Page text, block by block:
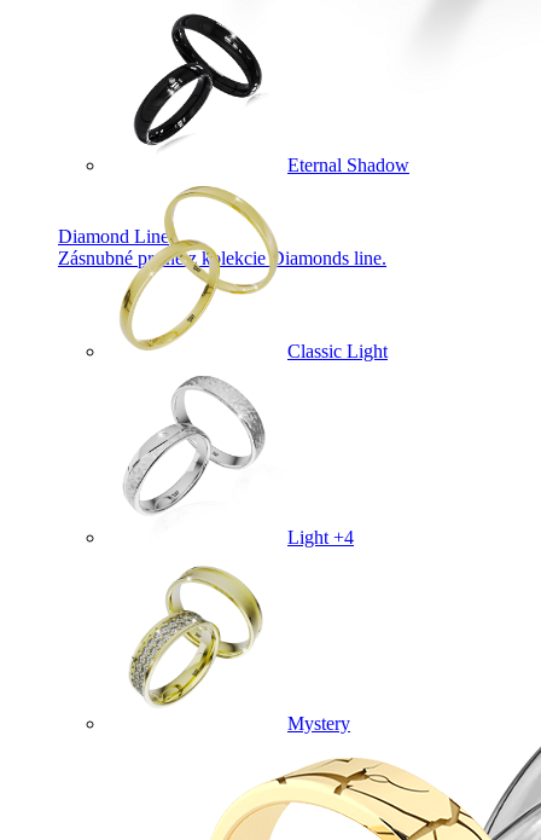
Diamond Line
Zásnubné prstne z kolekcie Diamonds line.
Eternal Shadow
Classic Light
Light +4
Mystery